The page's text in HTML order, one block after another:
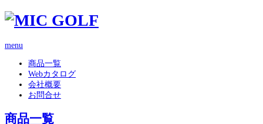
menu
商品一覧
Webカタログ
会社概要
お問合せ
商品一覧